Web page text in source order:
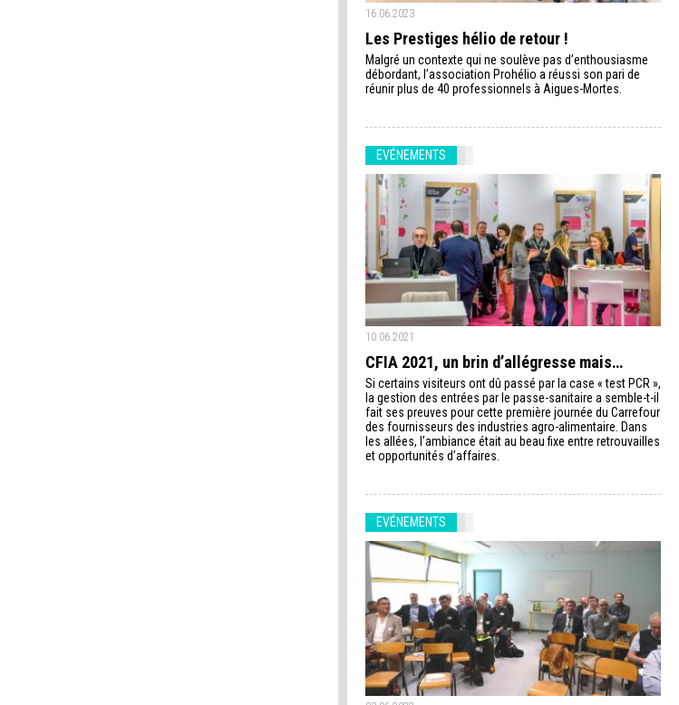
16.06.2023
Les Prestiges hélio de retour !
Malgré un contexte qui ne soulève pas d’enthousiasme
débordant, l’association Prohélio a réussi son pari de
réunir plus de 40 professionnels à Aigues-Mortes.
EVÉNEMENTS
10.06.2021
CFIA 2021, un brin d’allégresse mais…
Si certains visiteurs ont dû passé par la case « test PCR »,
la gestion des entrées par le passe-sanitaire a semble-t-il
fait ses preuves pour cette première journée du Carrefour
des fournisseurs des industries agro-alimentaire. Dans
les allées, l’ambiance était au beau fixe entre retrouvailles
et opportunités d’affaires.
EVÉNEMENTS